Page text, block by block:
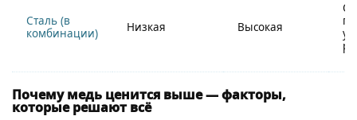
Сталь (в
комбинации)
Низкая Высокая
Почему медь ценится выше — факторы,
которые решают всё